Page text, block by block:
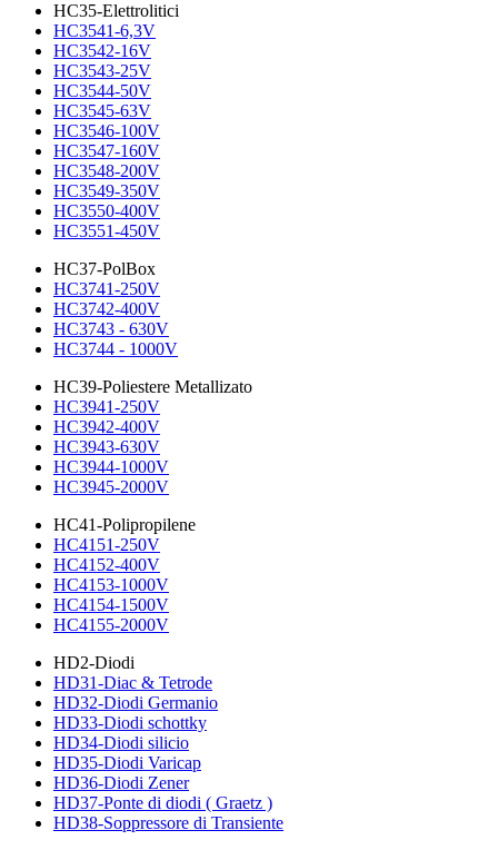
HC35-Elettrolitici
HC3541-6,3V
HC3542-16V
HC3543-25V
HC3544-50V
HC3545-63V
HC3546-100V
HC3547-160V
HC3548-200V
HC3549-350V
HC3550-400V
HC3551-450V
HC37-PolBox
HC3741-250V
HC3742-400V
HC3743 - 630V
HC3744 - 1000V
HC39-Poliestere Metallizato
HC3941-250V
HC3942-400V
HC3943-630V
HC3944-1000V
HC3945-2000V
HC41-Polipropilene
HC4151-250V
HC4152-400V
HC4153-1000V
HC4154-1500V
HC4155-2000V
HD2-Diodi
HD31-Diac & Tetrode
HD32-Diodi Germanio
HD33-Diodi schottky
HD34-Diodi silicio
HD35-Diodi Varicap
HD36-Diodi Zener
HD37-Ponte di diodi ( Graetz )
HD38-Soppressore di Transiente